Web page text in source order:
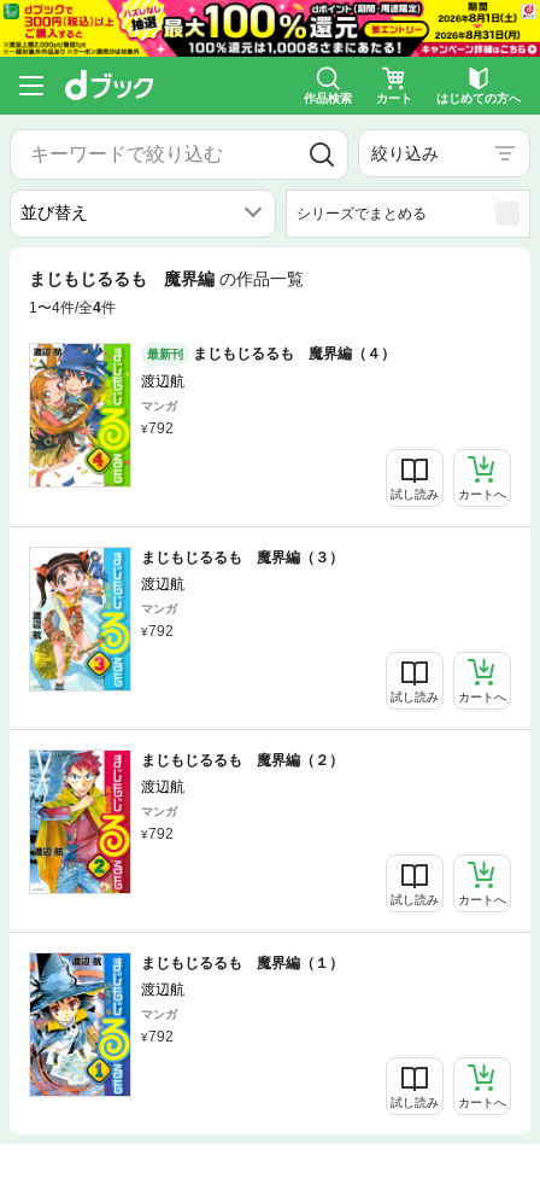
作品検索 カート はじめての方へ
絞り込み
シリーズでまとめる
まじもじるるも 魔界編 の作品一覧
1〜4件/全4件
最新刊
まじもじるるも 魔界編（４）
渡辺航
マンガ
792
試し読み カートへ
まじもじるるも 魔界編（３）
渡辺航
マンガ
792
試し読み カートへ
まじもじるるも 魔界編（２）
渡辺航
マンガ
792
試し読み カートへ
まじもじるるも 魔界編（１）
渡辺航
マンガ
792
試し読み カートへ